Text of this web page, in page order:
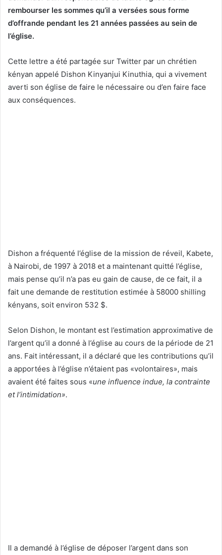
rembourser les sommes qu’il a versées sous forme
d’offrande pendant les 21 années passées au sein de
l’église.
Cette lettre a été partagée sur Twitter par un chrétien
kényan appelé Dishon Kinyanjui Kinuthia, qui a vivement
averti son église de faire le nécessaire ou d’en faire face
aux conséquences.
Dishon a fréquenté l’église de la mission de réveil, Kabete,
à Nairobi, de 1997 à 2018 et a maintenant quitté l’église,
mais pense qu’il n’a pas eu gain de cause, de ce fait, il a
fait une demande de restitution estimée à 58000 shilling
kényans, soit environ 532 $.
Selon Dishon, le montant est l’estimation approximative de
l’argent qu’il a donné à l’église au cours de la période de 21
ans. Fait intéressant, il a déclaré que les contributions qu’il
a apportées à l’église n’étaient pas «volontaires», mais
avaient été faites sous «une influence indue, la contrainte
et l’intimidation».
Il a demandé à l’église de déposer l’argent dans son